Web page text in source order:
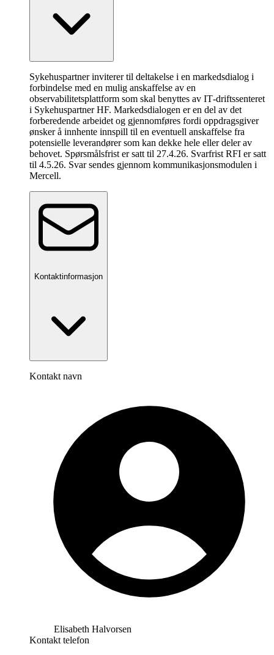
Sykehuspartner inviterer til deltakelse i en markedsdialog i
forbindelse med en mulig anskaffelse av en
observabilitetsplattform som skal benyttes av IT‑driftssenteret
i Sykehuspartner HF. Markedsdialogen er en del av det
forberedende arbeidet og gjennomføres fordi oppdragsgiver
ønsker å innhente innspill til en eventuell anskaffelse fra
potensielle leverandører som kan dekke hele eller deler av
behovet. Spørsmålsfrist er satt til 27.4.26. Svarfrist RFI er satt
til 4.5.26. Svar sendes gjennom kommunikasjonsmodulen i
Mercell.
Kontaktinformasjon
Kontakt navn
Elisabeth Halvorsen
Kontakt telefon